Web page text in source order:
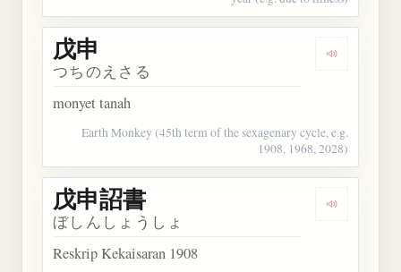
Dengarkan
戊申
つちのえさる
monyet tanah
Earth Monkey (45th term of the sexagenary cycle, e.g.
1908, 1968, 2028)
Dengarkan
戊申詔書
ぼしんしょうしょ
Reskrip Kekaisaran 1908